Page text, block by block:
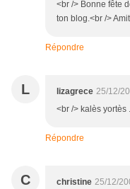
<br /> Bonne fête
ton blog.<br />
Répondre
L lizagrece 25/12/
<br /> kalès yortès
Répondre
C christine 25/12/